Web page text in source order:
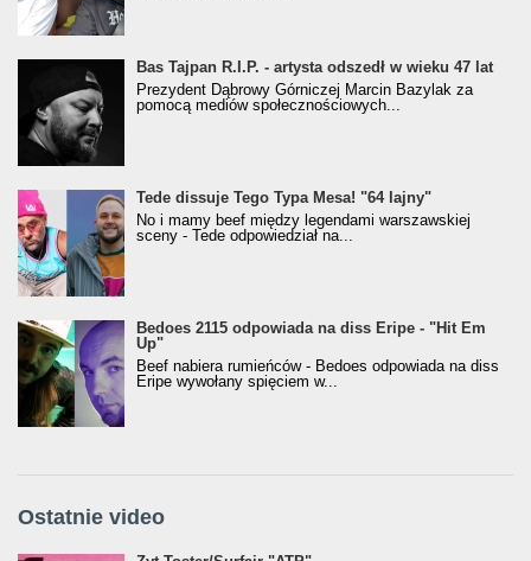
Bas Tajpan R.I.P. - artysta odszedł w wieku 47 lat
Prezydent Dąbrowy Górniczej Marcin Bazylak za
pomocą mediów społecznościowych...
Tede dissuje Tego Typa Mesa! "64 lajny"
No i mamy beef między legendami warszawskiej
sceny - Tede odpowiedział na...
Bedoes 2115 odpowiada na diss Eripe - "Hit Em
Up"
Beef nabiera rumieńców - Bedoes odpowiada na diss
Eripe wywołany spięciem w...
Ostatnie video